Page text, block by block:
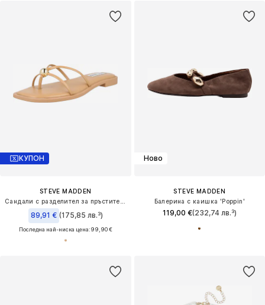
КУПОН
STEVE MADDEN
89,91 € (175,85 лв.³)
Последна най-ниска цена:99,90 €
Ново
STEVE MADDEN
Балерина с каишка 'Poppin'
119,00 €(232,74 лв.³)